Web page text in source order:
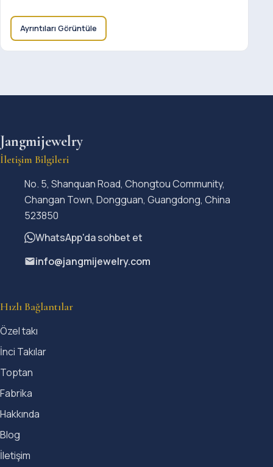
Ayrıntıları Görüntüle
Jangmijewelry
İletişim Bilgileri
No. 5, Shanquan Road, Chongtou Community,
Changan Town, Dongguan, Guangdong, China
523850
WhatsApp'da sohbet et
info@jangmijewelry.com
Hızlı Bağlantılar
Özel takı
İnci Takılar
Toptan
Fabrika
Hakkında
Blog
İletişim